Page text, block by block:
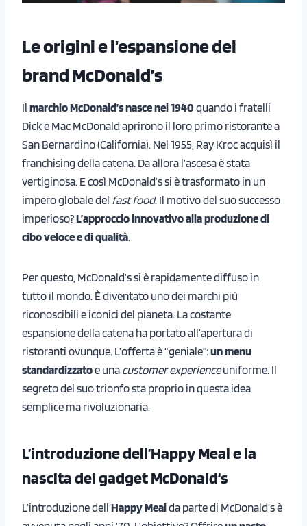
Le origini e l’espansione del
brand McDonald’s
Il marchio McDonald’s nasce nel 1940 quando i fratelli
Dick e Mac McDonald aprirono il loro primo ristorante a
San Bernardino (California). Nel 1955, Ray Kroc acquisì il
franchising della catena. Da allora l’ascesa è stata
vertiginosa. E così McDonald’s si è trasformato in un
impero globale del fast food. Il motivo del suo successo
imperioso?L’approccio innovativo alla produzione di
cibo veloce e di qualità.
Per questo, McDonald’s si è rapidamente diffuso in
tutto il mondo. È diventato uno dei marchi più
riconoscibili e iconici del pianeta. La costante
espansione della catena ha portato all’apertura di
ristoranti ovunque. L’offerta è “geniale”:un menu
standardizzatoe una customer experienceuniforme. Il
segreto del suo trionfo sta proprio in questa idea
semplice ma rivoluzionaria.
L’introduzione dell’Happy Meal e la
nascita dei gadget McDonald‘s
L’introduzione dell’Happy Mealda parte di McDonald’s è